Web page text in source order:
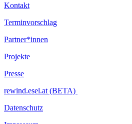
Kontakt
Terminvorschlag
Partner*innen
Projekte
Presse
rewind.esel.at (BETA)
Datenschutz